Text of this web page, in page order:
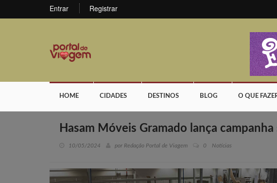
Entrar Registrar
HOME CIDADES DESTINOS BLOG O QUE
Hasam Móveis Gramado lança
10/05/2024 por Redação Portal de Viagem 0 Notícias